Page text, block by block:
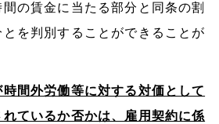
の賃金に当たる部分と同条の割
を判別することができることが
時間外労働等に対する対価として
ているか否かは、雇用契約に係